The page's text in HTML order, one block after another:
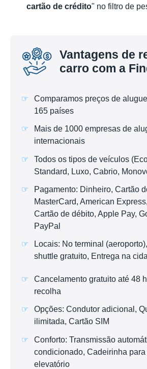
cartão de crédito" no filtro de
Vantagens de
carro com a
Comparamos preços de
165 países
Mais de 1000 empresas de
internacionais
Todos os tipos de veículos
Standard, Luxo, Cabrio,
Pagamento: Dinheiro, Cartão
MasterCard, American
Cartão de débito, Apple Pay,
PayPal
Locais: No terminal
shuttle gratuito, Entrega na
Cancelamento gratuito até 48
recolha
Opções: Condutor adicional,
ilimitada, Cartão SIM
Conforto: Transmissão
condicionado, Cadeirinha
elevatório